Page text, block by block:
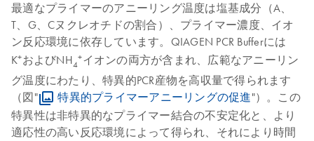
最適なプライマーのアニーリング温度は塩基成分（A、
T、G、Cヌクレオチドの割合）、プライマー濃度、イオ
ン反応環境に依存しています。QIAGEN PCR Bufferには
K+およびNH4
+イオンの両方が含まれ、広範なアニーリン
グ温度にわたり、特異的PCR産物を高収量で得られます
（図"
特異的プライマーアニーリングの促進"）。この
特異性は非特異的なプライマー結合の不安定化と、より
適応性の高い反応環境によって得られ、それにより時間